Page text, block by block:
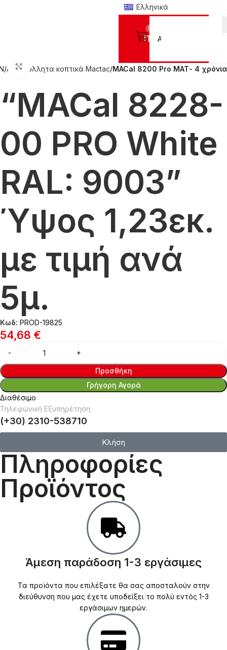
Ελληνικά
Προϊόντα
0
Αυτοκόλλητα κοπτικά Mactac MACal 8200 Pro ΜΑΤ- 4 χρόνια
Click to enlarge
“MACal 8228-
00 PRO White
RAL: 9003”
Ύψος 1,23εκ.
με τιμή ανά
5μ.
Κωδ: PROD-19825
54,68 €
Προσθήκη
Γρήγορη Αγορά
Διαθέσιμο
Τηλεφωνική Εξυπηρέτηση:
(+30) 2310-538710
Κλήση
Πληροφορίες
Προϊόντος
Άμεση παράδοση 1-3 εργάσιμες
Τα προϊόντα που επιλέξατε θα σας αποσταλούν στην
διεύθυνση που μας έχετε υποδείξει το πολύ εντός 1-3
εργάσιμων ημερών.